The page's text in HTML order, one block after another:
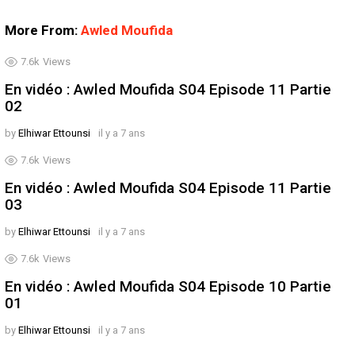
More From: Awled Moufida
7.6k Views
En vidéo : Awled Moufida S04 Episode 11 Partie
02
by Elhiwar Ettounsi il y a 7 ans
7.6k Views
En vidéo : Awled Moufida S04 Episode 11 Partie
03
by Elhiwar Ettounsi il y a 7 ans
7.6k Views
En vidéo : Awled Moufida S04 Episode 10 Partie
01
by Elhiwar Ettounsi il y a 7 ans